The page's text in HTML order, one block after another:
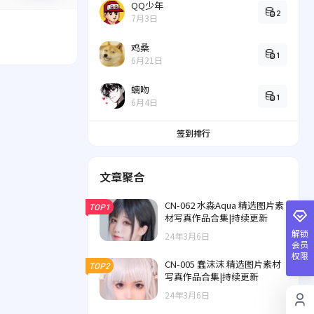
QQ少年
7月3日 2
鸡桑
6月21日 1
螭吻
6月4日 1
签到排行
文章聚合
TOP1
CN-062 水淼Aqua 精选图片素
材写真作品合集|持续更新
24年3月6日
TOP2
CN-005 蠢沫沫 精选图片素材
写真作品合集|持续更新
24年3月6日
解锁
会员
权限